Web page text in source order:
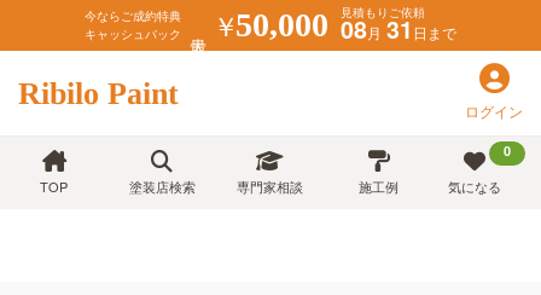
今ならご成約特典
キャッシュバック
￥50,000 見積もりご依頼
08月 31日まで
Ribilo Paint ログイン
TOP 塗装店検索 専門家相談 施工例
0
気になる